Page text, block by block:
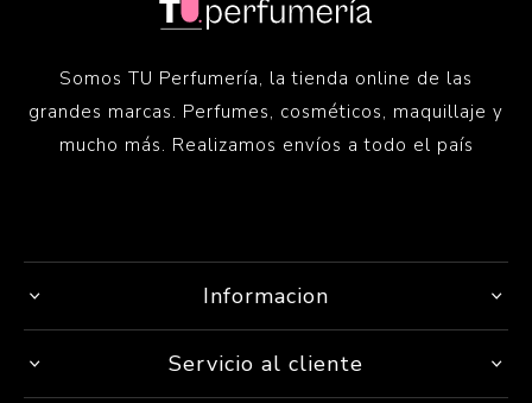
Somos TU Perfumería, la tienda online de las
grandes marcas. Perfumes, cosméticos, maquillaje y
mucho más. Realizamos envíos a todo el país
Informacion
Servicio al cliente